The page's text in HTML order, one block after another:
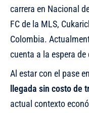
carrera en Nacional
FC de la MLS,
Colombia.
cuenta a la espera
Al estar con el pase
llegada sin costo de
actual contexto